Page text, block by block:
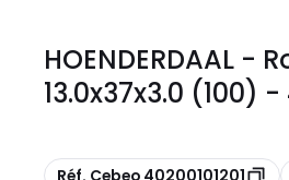
HOENDERDAAL -
13.0x37x3.0 (100) -
Copier
Réf. Cebeo 40200101201